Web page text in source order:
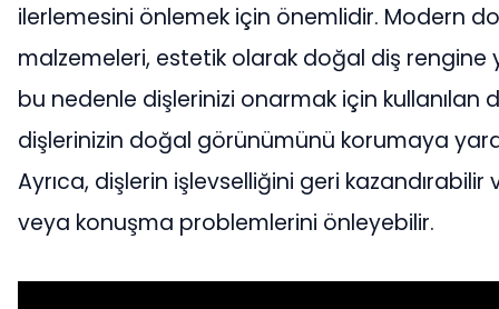
ilerlemesini önlemek için önemlidir. Modern
malzemeleri, estetik olarak doğal diş rengine
bu nedenle dişlerinizi onarmak için kullanılan
dişlerinizin doğal görünümünü korumaya
Ayrıca, dişlerin işlevselliğini geri
veya konuşma problemlerini önleyebilir.